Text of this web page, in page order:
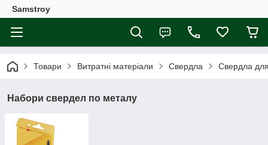
Samstroy
Товари Витратні матеріали Свердла Свердла
Набори свердел по металу